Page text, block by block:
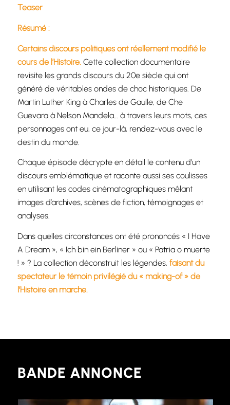
Teaser
Résumé :
Certains discours politiques ont réellement modifié le
cours de l’Histoire. Cette collection documentaire
revisite les grands discours du 20e siècle qui ont
généré de véritables ondes de choc historiques. De
Martin Luther King à Charles de Gaulle, de Che
Guevara à Nelson Mandela… à travers leurs mots, ces
personnages ont eu, ce jour-là, rendez-vous avec le
destin du monde.
Chaque épisode décrypte en détail le contenu d’un
discours emblématique et raconte aussi ses coulisses
en utilisant les codes cinématographiques mêlant
images d’archives, scènes de fiction, témoignages et
analyses.
Dans quelles circonstances ont été prononcés « I Have
A Dream », « Ich bin ein Berliner » ou « Patria o muerte
! » ? La collection déconstruit les légendes, faisant du
spectateur le témoin privilégié du « making-of » de
l’Histoire en marche.
BANDE ANNONCE